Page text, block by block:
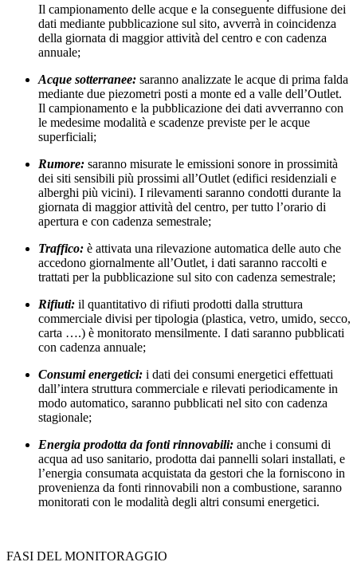
Il campionamento delle acque e la conseguente diffusione dei
dati mediante pubblicazione sul sito, avverrà in coincidenza
della giornata di maggior attività del centro e con cadenza
annuale;
Acque sotterranee: saranno analizzate le acque di prima falda
mediante due piezometri posti a monte ed a valle dell’Outlet.
Il campionamento e la pubblicazione dei dati avverranno con
le medesime modalità e scadenze previste per le acque
superficiali;
Rumore: saranno misurate le emissioni sonore in prossimità
dei siti sensibili più prossimi all’Outlet (edifici residenziali e
alberghi più vicini). I rilevamenti saranno condotti durante la
giornata di maggior attività del centro, per tutto l’orario di
apertura e con cadenza semestrale;
Traffico: è attivata una rilevazione automatica delle auto che
accedono giornalmente all’Outlet, i dati saranno raccolti e
trattati per la pubblicazione sul sito con cadenza semestrale;
Rifiuti: il quantitativo di rifiuti prodotti dalla struttura
commerciale divisi per tipologia (plastica, vetro, umido, secco,
carta ….) è monitorato mensilmente. I dati saranno pubblicati
con cadenza annuale;
Consumi energetici: i dati dei consumi energetici effettuati
dall’intera struttura commerciale e rilevati periodicamente in
modo automatico, saranno pubblicati nel sito con cadenza
stagionale;
Energia prodotta da fonti rinnovabili: anche i consumi di
acqua ad uso sanitario, prodotta dai pannelli solari installati, e
l’energia consumata acquistata da gestori che la forniscono in
provenienza da fonti rinnovabili non a combustione, saranno
monitorati con le modalità degli altri consumi energetici.
FASI DEL MONITORAGGIO